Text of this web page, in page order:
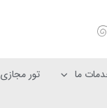
ما تور مجازی